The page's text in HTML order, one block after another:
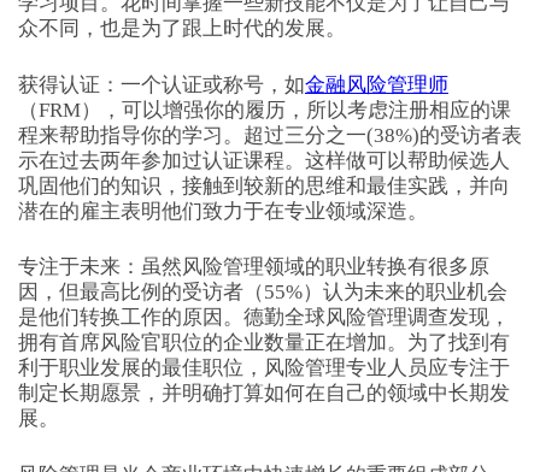
众不同，也是为了跟上时代的发展。
获得认证：一个认证或称号，如金融风险管理师
（FRM），可以增强你的履历，所以考虑注册相应的课
程来帮助指导你的学习。超过三分之一(38%)的受访者表
示在过去两年参加过认证课程。这样做可以帮助候选人
巩固他们的知识，接触到较新的思维和最佳实践，并向
潜在的雇主表明他们致力于在专业领域深造。
专注于未来：虽然风险管理领域的职业转换有很多原
因，但最高比例的受访者（55%）认为未来的职业机会
是他们转换工作的原因。德勤全球风险管理调查发现，
拥有首席风险官职位的企业数量正在增加。为了找到有
利于职业发展的最佳职位，风险管理专业人员应专注于
制定长期愿景，并明确打算如何在自己的领域中长期发
展。